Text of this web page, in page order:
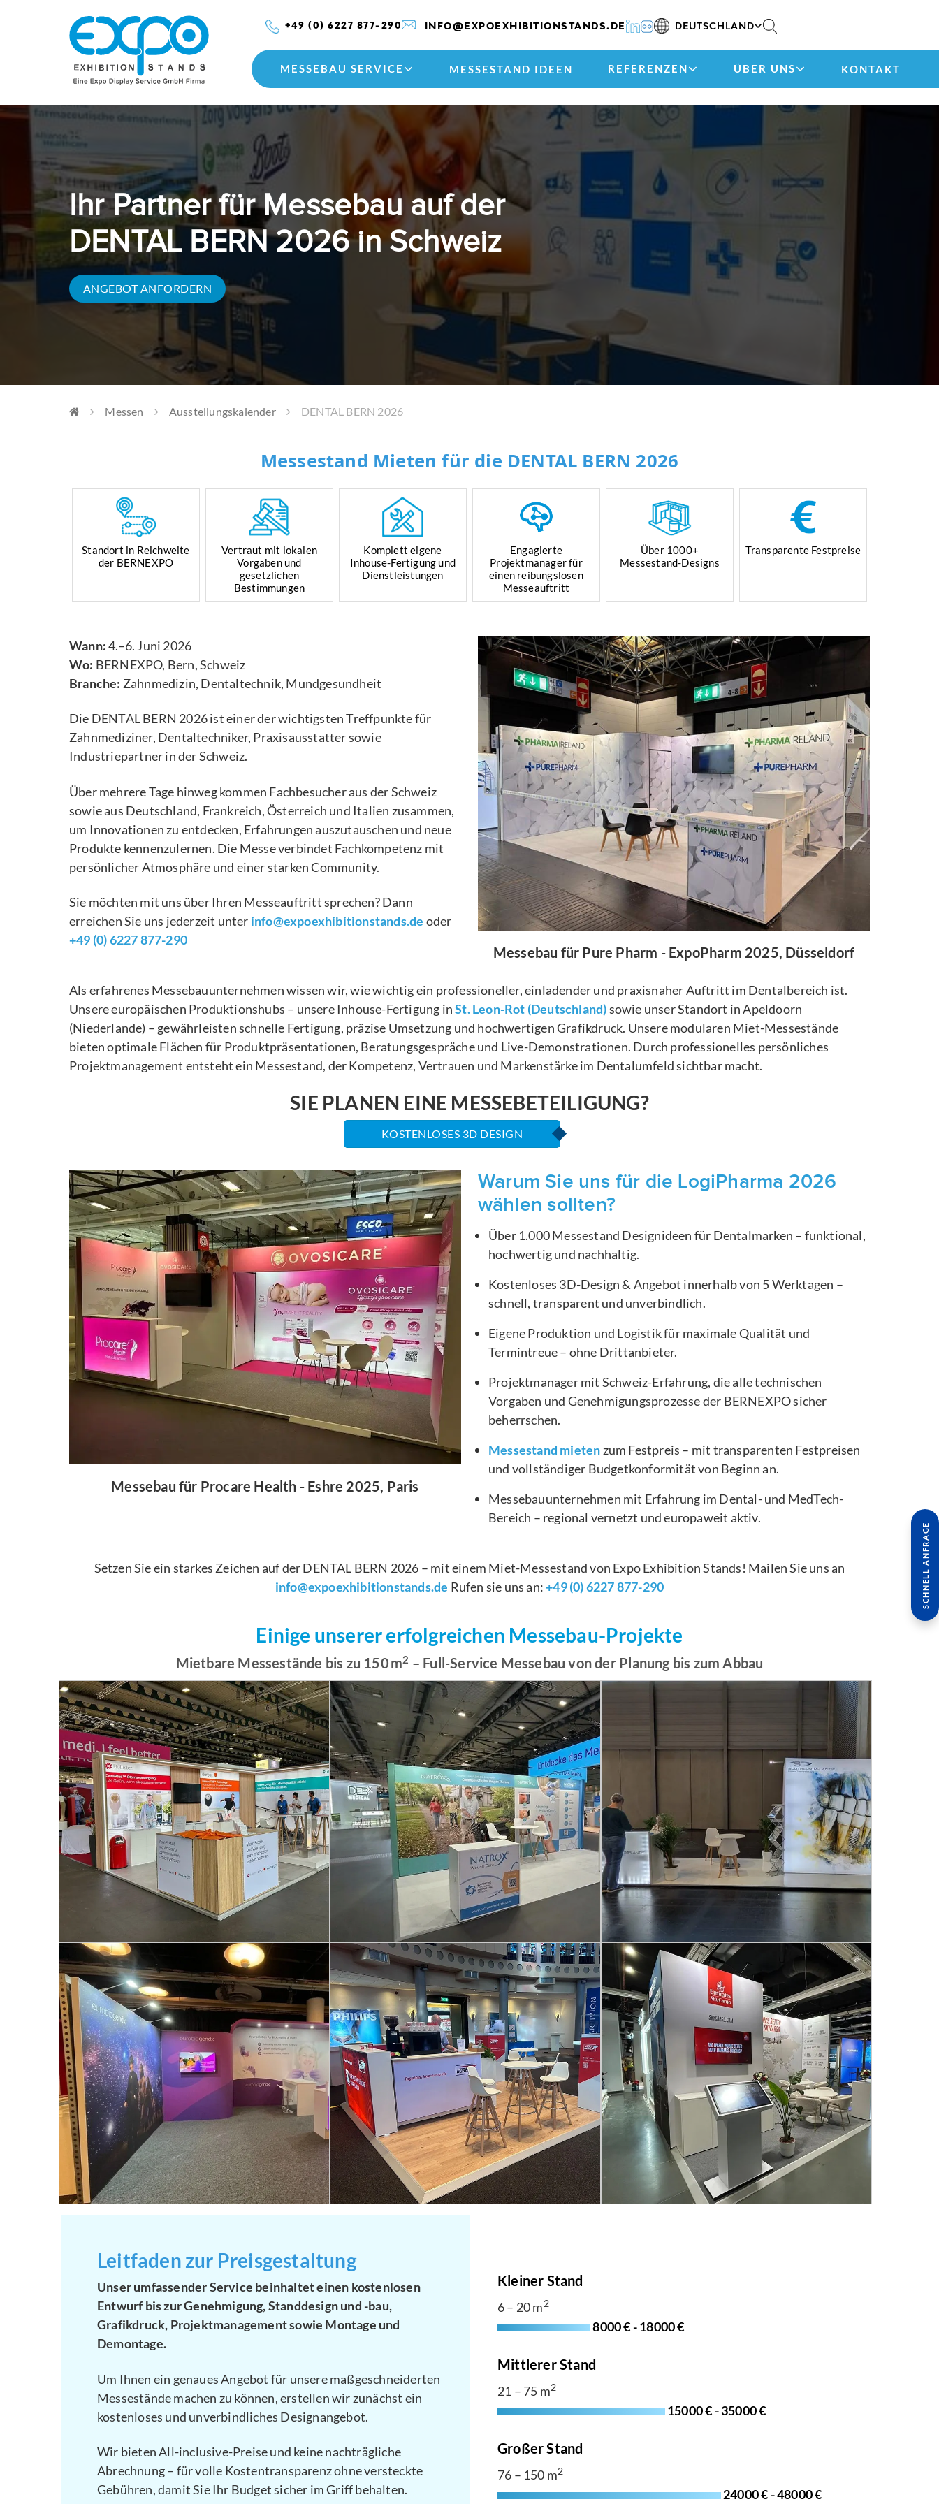
+49 (0) 6227 877-290 INFO@EXPOEXHIBITIONSTANDS.DE DEUTSCHLAND
MESSEBAU SERVICE MESSESTAND IDEEN REFERENZEN ÜBER UNS KONTAKT
Ihr Partner für Messebau auf der
DENTAL BERN 2026 in Schweiz
ANGEBOT ANFORDERN
Messen Ausstellungskalender DENTAL BERN 2026
Messestand Mieten für die DENTAL BERN 2026
Standort in Reichweite
der BERNEXPO
Vertraut mit lokalen
Vorgaben und
gesetzlichen
Bestimmungen
Komplett eigene
Inhouse-Fertigung und
Dienstleistungen
Engagierte
Projektmanager für
einen reibungslosen
Messeauftritt
Über 1000+
Messestand-Designs
Transparente Festpreise
Wann:4.–6. Juni 2026
Wo: BERNEXPO, Bern, Schweiz
Branche: Zahnmedizin, Dentaltechnik, Mundgesundheit
Die DENTAL BERN 2026 ist einer der wichtigsten Treffpunkte für
Zahnmediziner, Dentaltechniker, Praxisausstatter sowie
Industriepartner in der Schweiz.
Über mehrere Tage hinweg kommen Fachbesucher aus der Schweiz
sowie aus Deutschland, Frankreich, Österreich und Italien zusammen,
um Innovationen zu entdecken, Erfahrungen auszutauschen und neue
Produkte kennenzulernen. Die Messe verbindet Fachkompetenz mit
persönlicher Atmosphäre und einer starken Community.
Sie möchten mit uns über Ihren Messeauftritt sprechen? Dann
erreichen Sie uns jederzeit unter info@expoexhibitionstands.de oder
+49 (0) 6227 877-290
Messebau für Pure Pharm - ExpoPharm 2025, Düsseldorf
Als erfahrenes Messebauunternehmen wissen wir, wie wichtig ein professioneller, einladender und praxisnaher Auftritt im Dentalbereich ist.
Unsere europäischen Produktionshubs – unsere Inhouse-Fertigung inSt. Leon-Rot (Deutschland)sowie unser Standort in Apeldoorn
(Niederlande) – gewährleisten schnelle Fertigung, präzise Umsetzung und hochwertigen Grafikdruck. Unsere modularen Miet-Messestände
bieten optimale Flächen für Produktpräsentationen, Beratungsgespräche und Live-Demonstrationen. Durch professionelles persönliches
Projektmanagement entsteht ein Messestand, der Kompetenz, Vertrauen und Markenstärke im Dentalumfeld sichtbar macht.
SIE PLANEN EINE MESSEBETEILIGUNG?
KOSTENLOSES 3D DESIGN
Messebau für Procare Health - Eshre 2025, Paris
Warum Sie uns für die LogiPharma 2026
wählen sollten?
Über 1.000 Messestand Designideen für Dentalmarken – funktional,
hochwertig und nachhaltig.
Kostenloses 3D-Design & Angebot innerhalb von 5 Werktagen –
schnell, transparent und unverbindlich.
Eigene Produktion und Logistik für maximale Qualität und
Termintreue – ohne Drittanbieter.
Projektmanager mit Schweiz-Erfahrung, die alle technischen
Vorgaben und Genehmigungsprozesse der BERNEXPO sicher
beherrschen.
Messestand mieten zum Festpreis – mit transparenten Festpreisen
und vollständiger Budgetkonformität von Beginn an.
Messebauunternehmen mit Erfahrung im Dental- und MedTech-
Bereich – regional vernetzt und europaweit aktiv.
Setzen Sie ein starkes Zeichen auf der DENTAL BERN 2026 – mit einem Miet-Messestand von Expo Exhibition Stands! Mailen Sie uns an
info@expoexhibitionstands.de Rufen sie uns an:+49 (0) 6227 877-290
Einige unserer erfolgreichen Messebau-Projekte
Mietbare Messestände bis zu 150 m2 – Full-Service Messebau von der Planung bis zum Abbau
Leitfaden zur Preisgestaltung
Unser umfassender Service beinhaltet einen kostenlosen
Entwurf bis zur Genehmigung, Standdesign und -bau,
Grafikdruck, Projektmanagement sowie Montage und
Demontage.
Um Ihnen ein genaues Angebot für unsere maßgeschneiderten
Messestände machen zu können, erstellen wir zunächst ein
kostenloses und unverbindliches Designangebot.
Wir bieten All-inclusive-Preise und keine nachträgliche
Abrechnung – für volle Kostentransparenz ohne versteckte
Gebühren, damit Sie Ihr Budget sicher im Griff behalten.
Kleiner Stand
6 – 20 m2
8000 € - 18000 €
Mittlerer Stand
21 – 75 m2
15000 € - 35000 €
Großer Stand
76 – 150 m2
24000 € - 48000 €
SCHNELL ANFRAGE